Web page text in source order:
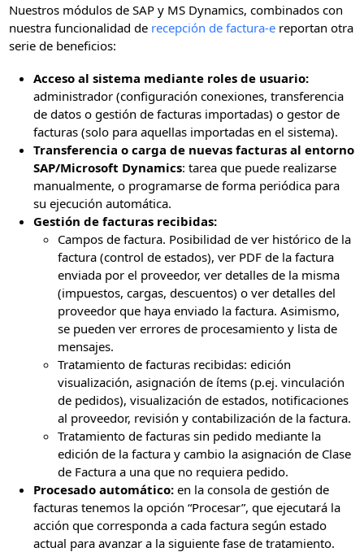
Nuestros módulos de SAP y MS Dynamics, combinados con
nuestra funcionalidad de recepción de factura-e reportan otra
serie de beneficios:
Acceso al sistema mediante roles de usuario:
administrador (configuración conexiones, transferencia
de datos o gestión de facturas importadas) o gestor de
facturas (solo para aquellas importadas en el sistema).
Transferencia o carga de nuevas facturas al entorno
SAP/Microsoft Dynamics: tarea que puede realizarse
manualmente, o programarse de forma periódica para
su ejecución automática.
Gestión de facturas recibidas:
Campos de factura. Posibilidad de ver histórico de la
factura (control de estados), ver PDF de la factura
enviada por el proveedor, ver detalles de la misma
(impuestos, cargas, descuentos) o ver detalles del
proveedor que haya enviado la factura. Asimismo,
se pueden ver errores de procesamiento y lista de
mensajes.
Tratamiento de facturas recibidas: edición
visualización, asignación de ítems (p.ej. vinculación
de pedidos), visualización de estados, notificaciones
al proveedor, revisión y contabilización de la factura.
Tratamiento de facturas sin pedido mediante la
edición de la factura y cambio la asignación de Clase
de Factura a una que no requiera pedido.
Procesado automático: en la consola de gestión de
facturas tenemos la opción “Procesar”, que ejecutará la
acción que corresponda a cada factura según estado
actual para avanzar a la siguiente fase de tratamiento.